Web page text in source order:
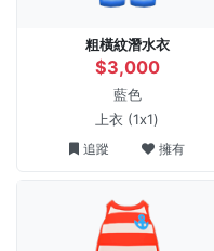
粗橫紋潛水衣
$3,000
藍色
上衣 (1x1)
追蹤 擁有